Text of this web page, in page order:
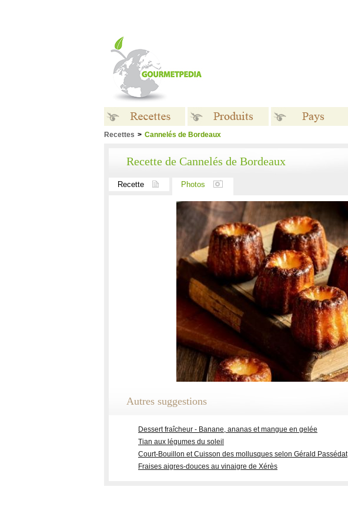
Recettes > Cannelés de Bordeaux
Recette de Cannelés de Bordeaux
Recette Photos
Autres suggestions
Dessert fraîcheur - Banane, ananas et mangue en gelée
Tian aux légumes du soleil
Court-Bouillon et Cuisson des mollusques selon Gérald Passédat
Fraises aigres-douces au vinaigre de Xérès
Recettes Produits